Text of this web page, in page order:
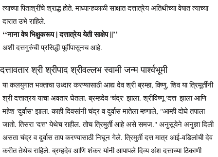
त्याच्या पिताश्रींचे श्राद्ध होते. माध्यान्हकाळी साक्षात दत्तात्रेय अतिथीच्या वेषात त्याच्या
दारात उभे राहिले.
‘‘नाना वेष भिक्षुकरूप | दत्तात्रेय येती साक्षेप ||’’
अशी दत्तगुरुंची प्रसिद्धी पूर्वीपासूनच आहे.
दत्तावतार श्री श्रीपाद श्रीवल्लभ स्वामी जन्म पार्श्वभूमी
या कलयुगात भक्ताचा उध्दार करण्यासाठी आद्य देव श्री ब्रम्हा, विष्णु, शिव या त्रिमूर्तीनी
श्री दत्तात्रय याचा अवतार घेतला. ब्रम्हदेव 'चंद्र' झाला. श्रीविष्णू 'दत्त' झाला आणि
महेश 'दुर्वास' झाला. काही दिवसांनी चंद्र व दुर्वास मातेला म्हणाले, "आम्ही दोघे तपाला
जातो. तिसरा 'दत्त' येथेच राहील. तोच त्रिमुर्ती आहे असे समज." अनुसूयेने अनुज्ञा दिली
असता चंद्र व दुर्वास ताप करण्यासाठी निघून गेले. त्रिमुर्ती दत्त मात्र आई-वडिलांची देव
करीत तेथेच राहिले. ब्रम्हदेव आणि शंकर यांनी आपापले दिव्य अंश दत्ताच्या ठिकाणी